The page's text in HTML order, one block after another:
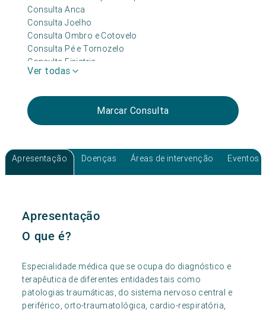
Consulta Anca
Consulta Joelho
Consulta Ombro e Cotovelo
Consulta Pé e Tornozelo
Consulta Fisiatria
Consulta Coluna
Ver todas
Marcar Consulta
Apresentação Doenças Áreas de intervenção Eventos
Apresentação
O que é?
Especialidade médica que se ocupa do diagnóstico e
terapêutica de diferentes entidades tais como
patologias traumáticas, do sistema nervoso central e
periférico, orto-traumatológica, cardio-respiratória,